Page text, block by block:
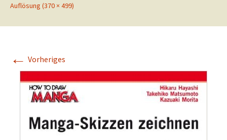
Auflösung (370 × 499)
← Vorheriges